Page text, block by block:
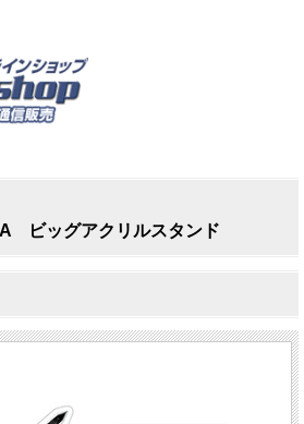
ビッグアクリルスタンド